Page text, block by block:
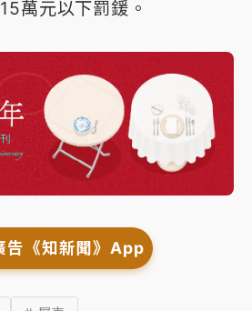
萬元以下罰鍰。
告《知新聞》App